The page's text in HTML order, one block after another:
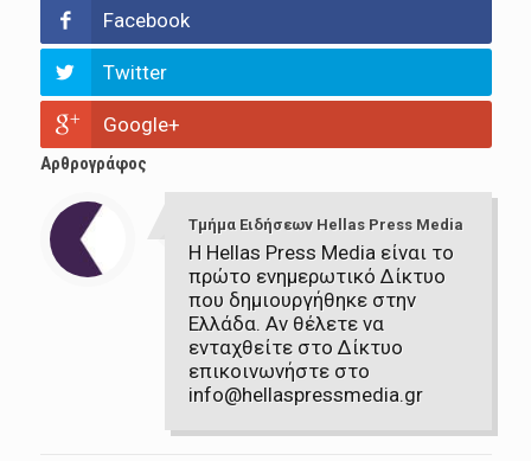
Facebook
Twitter
Google+
Αρθρογράφος
Τμήμα Ειδήσεων Hellas Press Media
Η Hellas Press Media είναι το
πρώτο ενημερωτικό Δίκτυο
που δημιουργήθηκε στην
Ελλάδα. Αν θέλετε να
ενταχθείτε στο Δίκτυο
επικοινωνήστε στο
info@hellaspressmedia.gr